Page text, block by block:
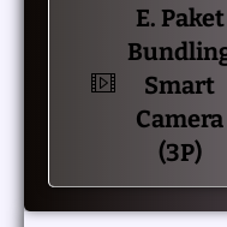
E. Paket
Smart
Camera
(3P)